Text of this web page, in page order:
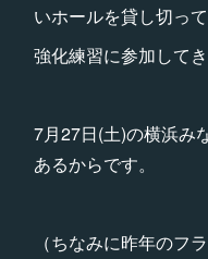
いホールを貸し切っ
強化練習に参加してき
7月27日(土)の横浜み
あるからです。
（ちなみに昨年のフ